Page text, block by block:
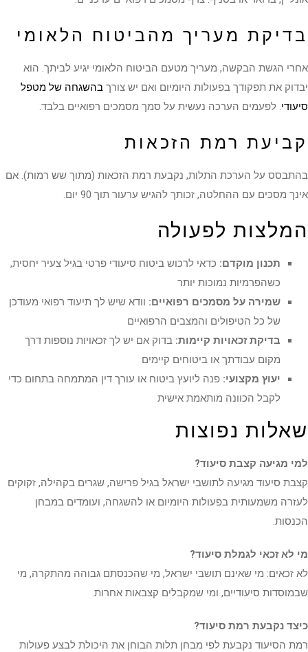
בדיקת מעריך מהביטוח הלאומי
אחרי הגשת הבקשה, מעריך מטעם הביטוח הלאומי יגיע לביתך. הוא
יבדוק את תפקודך בפעולות היומיום ואם יש צורך בהשגחה של מטפל
סיעודי. לפעמים הערכה נעשית על סמך מסמכים רפואיים בלבד.
קביעת רמת הזכאות
בהתבסס על הערכת התלות, נקבעת רמת הזכאות (מתוך שש רמות). אם
אינך מסכים עם ההחלטה, זכותך להגיש ערעור תוך 90 יום.
המלצות לפעולה
תכנון מוקדם: כדאי לרכוש ביטוח סיעודי פרטי בגיל צעיר יחסית,
כשהפרמיות נמוכות יותר
שמירה על מסמכים רפואיים: וודא שיש לך תיעוד רפואי מעודכן
של כל הטיפולים והמצבים הרפואיים
בדיקת זכאויות קיימות: בדוק אם יש לך זכאויות נוספות דרך
מקום עבודתך או ביטוחים קיימים
יעוץ מקצועי: פנה ליועץ ביטוח או עורך דין המתמחה בתחום כדי
לקבל הכוונה מותאמת אישית
שאלות נפוצות
למי מגיעה קצבת סיעוד?
קצבת סיעוד מגיעה לתושבי ישראל בגיל פרישה, שגרים בקהילה, זקוקים
לעזרה משמעותית בפעולות היומיום או להשגחה, ועומדים במבחן
הכנסות.
מי לא זכאי לגמלת סיעוד?
לא זכאים: מי שאינם תושבי ישראל, מי שהכנסתם גבוהה מהתקרה, מי
שבמוסדות סיעודיים, ומי שמקבלים קצבאות אחרות.
כיצד נקבעת רמת סיעוד?
רמת הסיעוד נקבעת לפי מבחן תלות הבוחן את היכולת לבצע פעולות